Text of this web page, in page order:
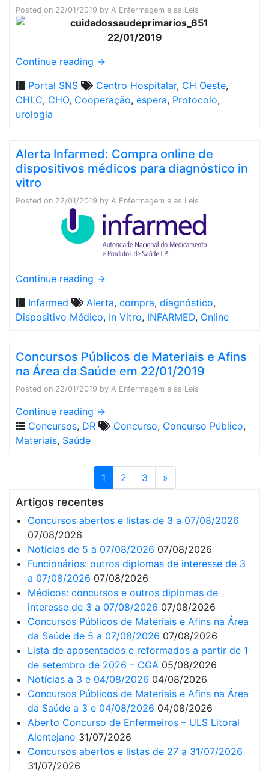
Posted on 22/01/2019 by A Enfermagem e as Leis
22/01/2019
Continue reading →
Portal SNS
Centro Hospitalar, CH Oeste,
CHLC, CHO, Cooperação, espera, Protocolo,
urologia
Alerta Infarmed: Compra online de
dispositivos médicos para diagnóstico in
vitro
Posted on 22/01/2019 by A Enfermagem e as Leis
Continue reading →
Infarmed
Alerta, compra, diagnóstico,
Dispositivo Médico, In Vitro, INFARMED, Online
Concursos Públicos de Materiais e Afins
na Área da Saúde em 22/01/2019
Posted on 22/01/2019 by A Enfermagem e as Leis
Continue reading →
Concursos, DR Concurso, Concurso Público,
Materiais, Saúde
1 2 3 »
Artigos recentes
Concursos abertos e listas de 3 a 07/08/2026
07/08/2026
Notícias de 5 a 07/08/2026 07/08/2026
Funcionários: outros diplomas de interesse de 3
a 07/08/2026 07/08/2026
Médicos: concursos e outros diplomas de
interesse de 3 a 07/08/2026 07/08/2026
Concursos Públicos de Materiais e Afins na Área
da Saúde de 5 a 07/08/2026 07/08/2026
Lista de aposentados e reformados a partir de 1
de setembro de 2026 – CGA 05/08/2026
Notícias a 3 e 04/08/2026 04/08/2026
Concursos Públicos de Materiais e Afins na Área
da Saúde a 3 e 04/08/2026 04/08/2026
Aberto Concurso de Enfermeiros – ULS Litoral
Alentejano 31/07/2026
Concursos abertos e listas de 27 a 31/07/2026
31/07/2026